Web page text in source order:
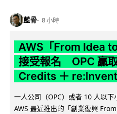
藍骨 8 小時
AWS「From Idea
接受報名 OPC 贏
Credits ＋
一人公司（OPC）或者 10 人以
AWS 最近推出的「創業復興